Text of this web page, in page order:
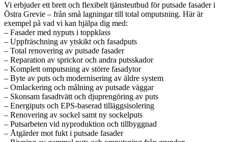
Vi erbjuder ett brett och flexibelt tjänsteutbud för putsade fasader i
Östra Grevie – från små lagningar till total omputsning. Här är
exempel på vad vi kan hjälpa dig med:
– Fasader med nyputs i toppklass
– Uppfräschning av ytskikt och fasadputs
– Total renovering av putsade fasader
– Reparation av sprickor och andra putsskador
– Komplett omputsning av större fasadytor
– Byte av puts och modernisering av äldre system
– Omlackering och målning av putsade väggar
– Skonsam fasadtvätt och djuprengöring av puts
– Energiputs och EPS-baserad tilläggsisolering
– Renovering av sockel samt ny sockelputs
– Putsarbeten vid nyproduktion och tillbyggnad
– Åtgärder mot fukt i putsade fasader